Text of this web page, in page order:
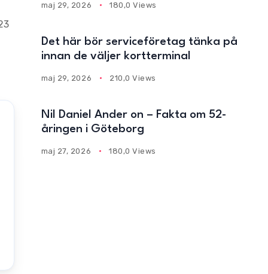
maj 29, 2026 180,0 Views
Det här bör serviceföretag tänka på
innan de väljer kortterminal
maj 29, 2026 210,0 Views
Nil Daniel Ander on – Fakta om 52-
åringen i Göteborg
maj 27, 2026 180,0 Views